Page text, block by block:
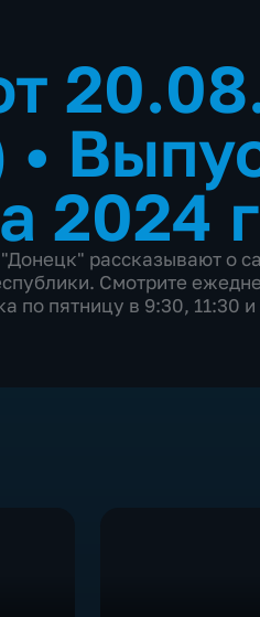
•
2024
рассказывают о
Смотрите
по пятницу в 9:30, 11:30